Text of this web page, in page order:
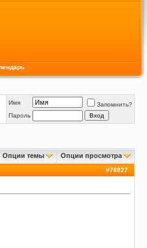
Имя
Запомнить?
Пароль
Опции темы Опции просмотра
#78827